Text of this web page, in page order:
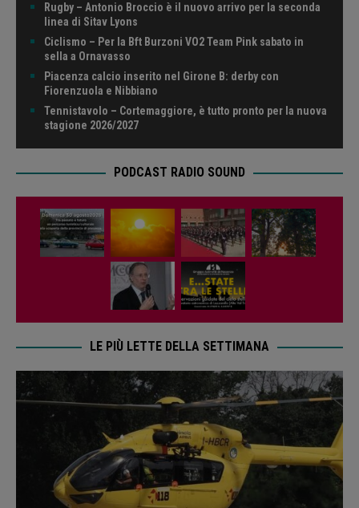
Rugby – Antonio Broccio è il nuovo arrivo per la seconda
linea di Sitav Lyons
Ciclismo – Per la Bft Burzoni VO2 Team Pink sabato in
sella a Ornavasso
Piacenza calcio inserito nel Girone B: derby con
Fiorenzuola e Nibbiano
Tennistavolo – Cortemaggiore, è tutto pronto per la nuova
stagione 2026/2027
PODCAST RADIO SOUND
LE PIÙ LETTE DELLA SETTIMANA